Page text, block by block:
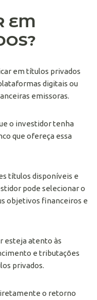
EM
em títulos privados
digitais ou
emissoras.
o investidor tenha
que ofereça essa
títulos disponíveis e
pode selecionar o
objetivos financeiros e
esteja atento às
e tributações
privados.
o retorno